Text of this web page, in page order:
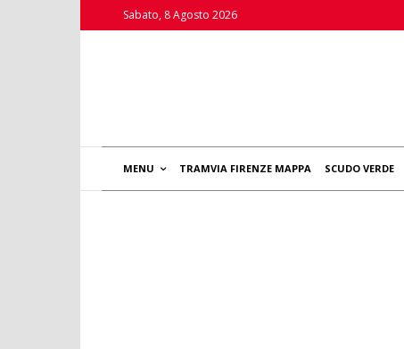
Sabato, 8 Agosto 2026
MENU TRAMVIA FIRENZE MAPPA SCUDO VERDE